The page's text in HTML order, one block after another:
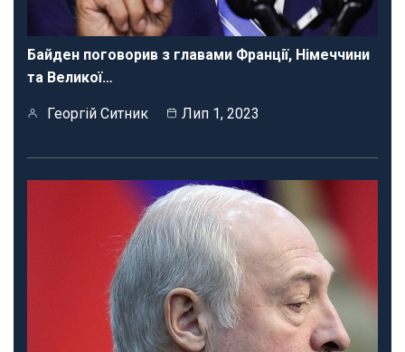
Байден поговорив з главами Франції, Німеччини
та Великої…
Георгій Ситник Лип 1, 2023